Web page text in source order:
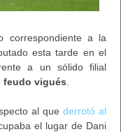
correspondiente a la
esta tarde en el
a un sólido filial
feudo vigués
al que derrotó al
el lugar de Dani